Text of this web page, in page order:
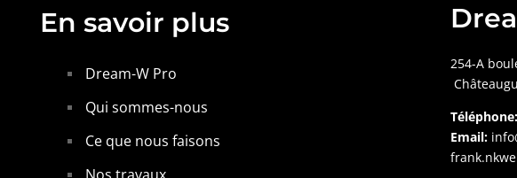
En savoir plus
Dream-W Pro
Qui sommes-nous
Ce que nous faisons
254-A
Téléphone:
Email: